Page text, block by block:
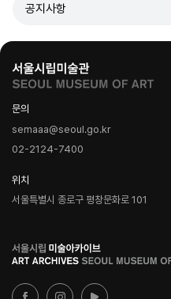
공지사항
문의
semaaa@seoul.go.kr
02-2124-7400
위치
서울특별시 종로구 평창문화로 101
로
고